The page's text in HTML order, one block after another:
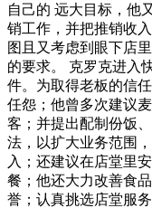
自己的 远大目标，他
销工作，并把推销收
图且又考虑到眼下店
的要求。 克罗克进入
件。为取得老板的信
任怨；他曾多次建议
客；并提出配制份饭
法，以扩大业务范围
入；还建议在店堂里
餐；他还大力改善食
誉；认真挑选店堂服